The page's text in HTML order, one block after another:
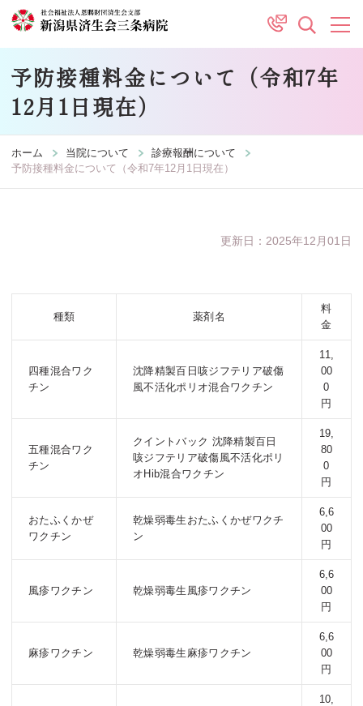
予防接種料金について（令和7年
12月1日現在）
ホーム 当院について
診療報酬について
予防接種料金について（令和7年12月1日現在）
更新日：2025年12月01日
種類 薬剤名
料
金
四種混合ワク
チン
沈降精製百日咳ジフテリア破傷
風不活化ポリオ混合ワクチン
11,
00
0
円
五種混合ワク
チン
クイントバック 沈降精製百日
咳ジフテリア破傷風不活化ポリ
オHib混合ワクチン
19,
80
0
円
おたふくかぜ
ワクチン
乾燥弱毒生おたふくかぜワクチ
ン
6,6
00
円
風疹ワクチン 乾燥弱毒生風疹ワクチン
6,6
00
円
麻疹ワクチン 乾燥弱毒生麻疹ワクチン
6,6
00
円
10,